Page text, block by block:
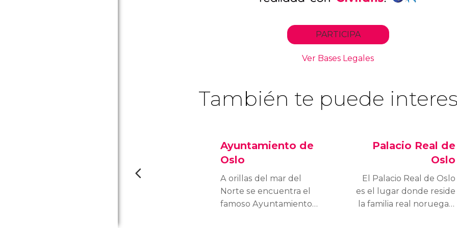
También te puede
Ayuntamiento de
Oslo
A orillas del mar del
Norte se encuentra el
famoso Ayuntamiento
Palacio Real de
Oslo
El Palacio Real de Oslo
es el lugar donde reside
la familia real noruega y